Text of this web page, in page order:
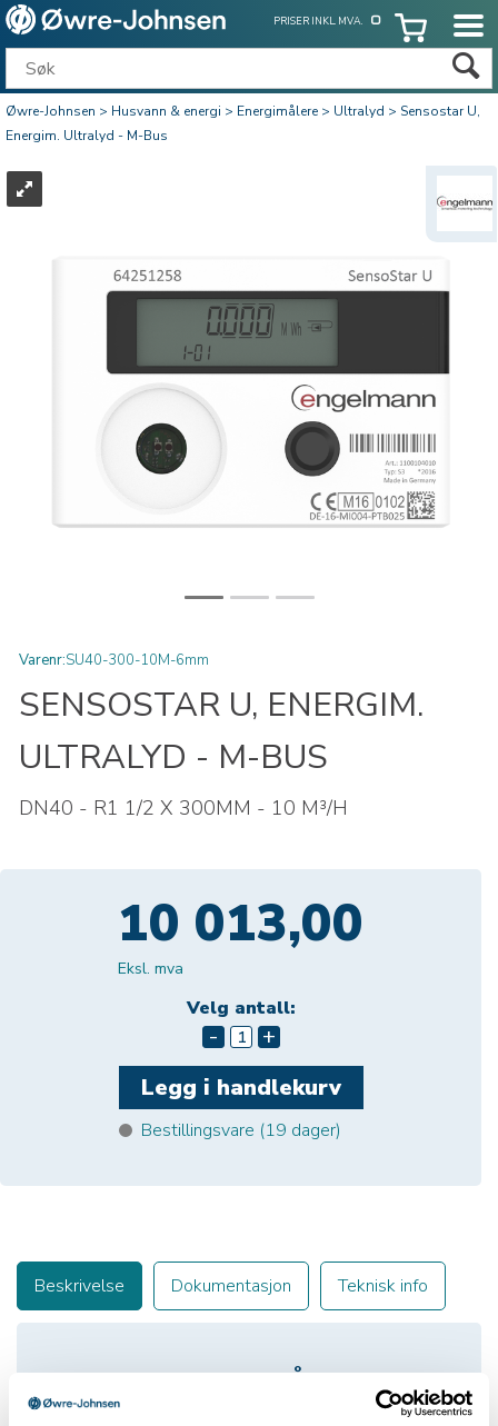
PRISER INKL. MVA.
Øwre-Johnsen>Husvann & energi>Energimålere>Ultralyd>Sensostar U,
Energim. Ultralyd - M-Bus
Varenr:SU40-300-10M-6mm
SENSOSTAR U, ENERGIM.
ULTRALYD - M-BUS
DN40 - R1 1/2 X 300MM - 10 M³/H
10 013,00
Eksl. mva
Velg antall:
- +
Bestillingsvare (19 dager)
Beskrivelse Dokumentasjon Teknisk info
ENGELMANN ENERGIMÅLER,
ULTRALYD, MBUS